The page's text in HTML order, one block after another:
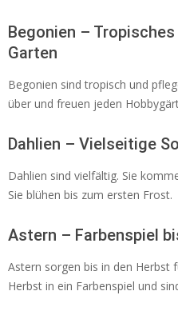
Begonien –
Garten
Begonien sind tropisch und
über und freuen jeden
Dahlien – Vielseitige
Dahlien sind vielfältig. Sie
Sie blühen bis zum ersten Frost.
Astern – Farbenspiel
Astern sorgen bis in den Herbst
Herbst in ein Farbenspiel und